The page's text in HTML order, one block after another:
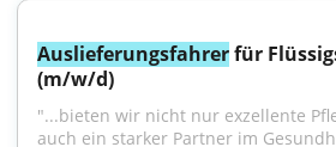
Auslieferungsfahrer für
(m/w/d)
"...bieten wir nicht nur exzellente